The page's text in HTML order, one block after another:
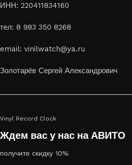
ИНН: 220411834160
тел: 8 983 350 8268
email: vinilwatch@ya.ru
Золотарёв Сергей Александрович
Vinyl Record Clock
Ждем вас у нас на АВИТО
получите скидку 10%